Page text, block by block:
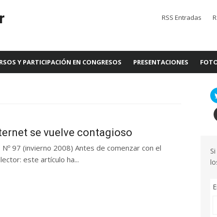
RSS Entradas
Y PARTICIPACIÓN EN CONGRESOS PRESENTACIONES
se vuelve contagioso
97 (invierno 2008) Antes de comenzar con el
este artículo ha...